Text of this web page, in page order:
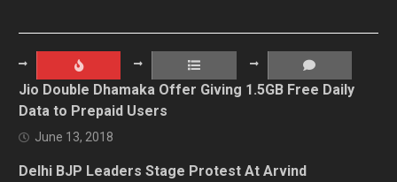
Jio Double Dhamaka Offer Giving 1.5GB Free Daily
Data to Prepaid Users
June 13, 2018
Delhi BJP Leaders Stage Protest At Arvind